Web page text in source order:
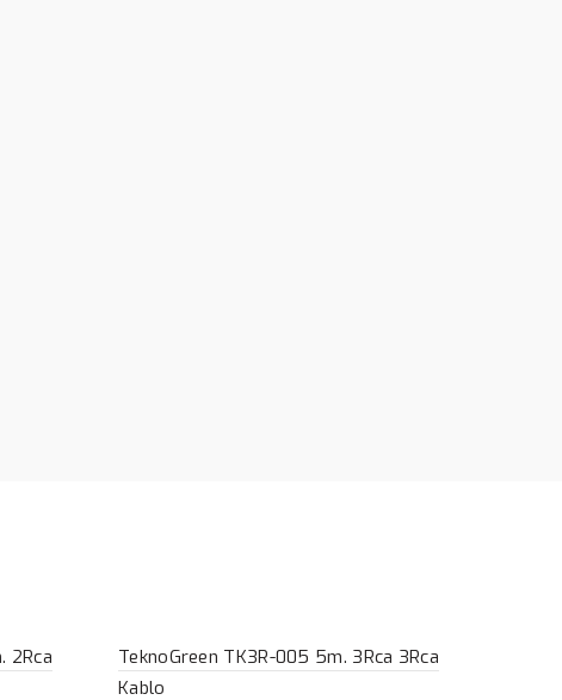
2Rca
TeknoGreen TK3R-005 5m. 3Rca 3Rca
Kablo